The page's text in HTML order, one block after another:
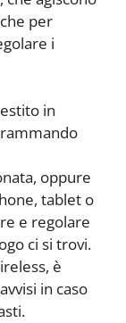
per
i
in
oppure
tablet o
e regolare
ci si trovi.
è
in caso